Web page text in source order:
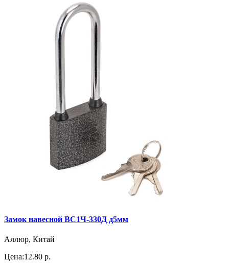
Замок навесной ВС1Ч-330Д д5мм
Аллюр, Китай
Цена:12.80 р.